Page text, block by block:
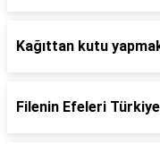
Kağıttan kutu
Filenin Efeleri